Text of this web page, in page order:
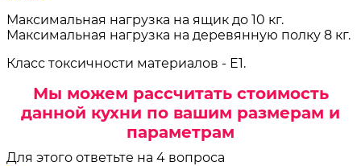
Максимальная нагрузка на ящик до 10 кг.
Максимальная нагрузка на деревянную полку 8 кг.
Класс токсичности материалов - Е1.
Мы можем рассчитать стоимость
данной кухни по вашим размерам и
параметрам
Для этого ответьте на 4 вопроса